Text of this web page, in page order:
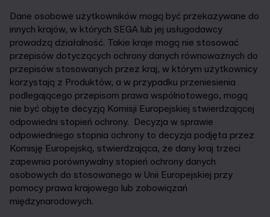
Dane osobowe użytkowników mogą być przekazywane do
innych krajów, w których SEGA lub jej usługodawcy
prowadzą działalność. Takie kraje mogą nie stosować
przepisów dotyczących ochrony danych równoważnych do
przepisów stosowanych przez kraj, w którym użytkownicy
korzystają z Produktów, a w przypadku przeniesienia
podlegającego przepisom prawa wspólnotowego, mogą
nie być objęte decyzją Komisji Europejskiej stwierdzającej
odpowiedni stopień ochrony. Decyzja w sprawie
odpowiedniego stopnia ochrony to decyzja podjęta przez
Komisję Europejską, stwierdzająca, że dany kraj trzeci
zapewnia porównywalny stopień ochrony danych
osobowych do stosowanego w Unii Europejskiej przy
pomocy prawa krajowego lub zobowiązań
międzynarodowych.